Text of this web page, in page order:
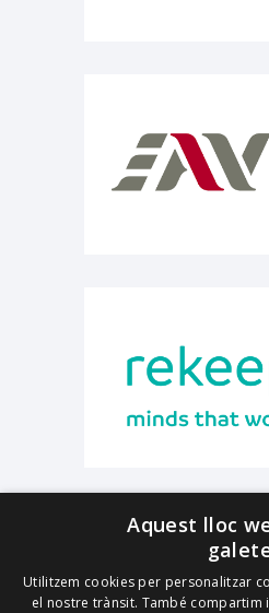
Aquest lloc
Utilitzem cookies per personalitzar
el nostre trànsit. També